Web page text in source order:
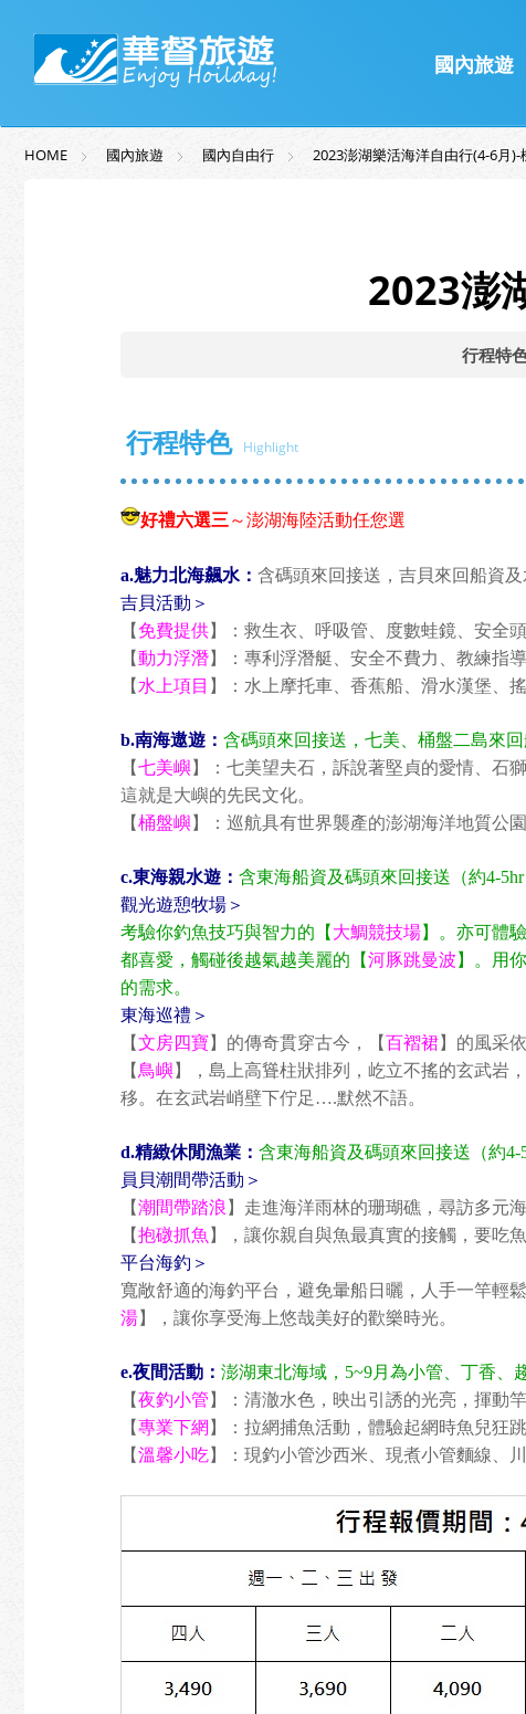
國內旅遊
HOME 國內旅遊 國內自由行 2023澎湖樂活海洋自由行(4-6月)-
2023澎
行程特
行程特色 Highlight
好禮六選三 ～澎湖海陸活動任您選
a.魅力北海飆水： 含碼頭來回接送，吉貝來回船資及
吉貝活動＞
【 免費提供】：救生衣、呼吸管、度數蛙鏡、安全
【動力浮潛】：專利浮潛艇、安全不費力、教練指
【 水上項目 】：水上摩托車、香蕉船、滑水漢堡、
b.南海遨遊： 含碼頭來回接送，七美、桶盤二島來回
【七美嶼】：七美望夫石，訴說著堅貞的愛情、石
這就是大嶼的先民文化。
【桶盤嶼】：巡航具有世界襲產的澎湖海洋地質公
c.東海親水遊： 含東海船資及碼頭來回接送（約4-5hr
觀光遊憩牧場＞
考驗你釣魚技巧與智力的【 大鯛競技場】。亦可體
都喜愛，觸碰後越氣越美麗的【河豚跳曼波 】。用
的需求。
東海巡禮＞
【文房四寶】的傳奇貫穿古今，【百褶裙】的風采
【 鳥嶼】，島上高聳柱狀排列，屹立不搖的玄武岩
移。在玄武岩峭壁下佇足….默然不語。
d.精緻休閒漁業： 含東海船資及碼頭來回接送（約4-
員貝潮間帶活動＞
【潮間帶踏浪 】走進海洋雨林的珊瑚礁，尋訪多元
【抱礅抓魚 】，讓你親自與魚最真實的接觸，要吃
平台海釣＞
寬敞舒適的海釣平台，避免暈船日曬，人手一竿輕
湯】，讓你享受海上悠哉美好的歡樂時光。
e.夜間活動： 澎湖東北海域，5~9月為小管、丁香、
【夜釣小管 】：清澈水色，映出引誘的光亮，揮動
【專業下網 】：拉網捕魚活動，體驗起網時魚兒狂
【溫馨小吃】：現釣小管沙西米、現煮小管麵線、